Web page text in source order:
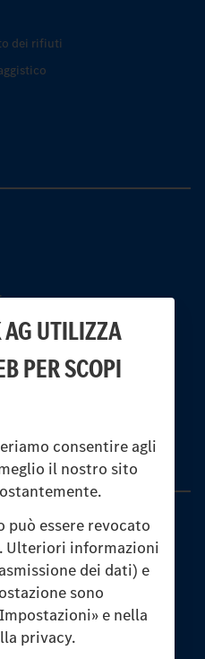
UTILIZZA
PER SCOPI
consentire agli
il nostro sito
essere revocato
Ulteriori informazioni
dei dati) e
sono
e nella
privacy.
dei rifiuti
sicurezza